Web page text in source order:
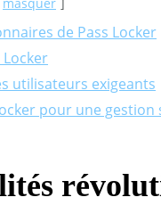
de Pass Locker
utilisateurs exigeants
pour une